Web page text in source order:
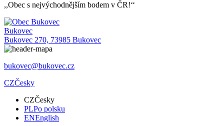
,,Obec s nejvýchodnějším bodem v ČR!‘‘
Bukovec
Bukovec 270, 73985 Bukovec
bukovec@bukovec.cz
CZČesky
CZČesky
PLPo polsku
ENEnglish